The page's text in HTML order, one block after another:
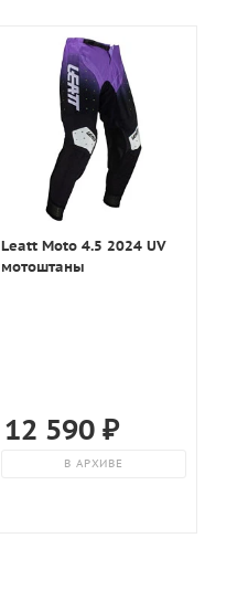
Leatt Moto 4.5 2024 UV
мотоштаны
12 590 ₽
В АРХИВЕ